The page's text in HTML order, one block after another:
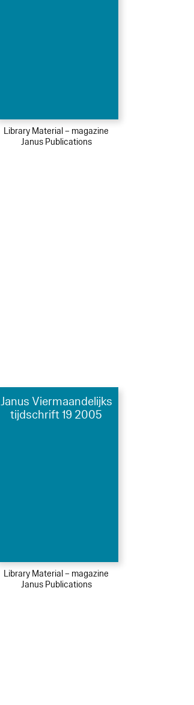
Library Material – magazine
Janus Publications
Janus Viermaandelijks
tijdschrift 19 2005
Library Material – magazine
Janus Publications